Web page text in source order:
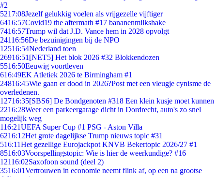
#2
5217:08Jezelf gelukkig voelen als vrijgezelle vijftiger
6416:57Covid19 the aftermath #17 bananenmilkshake
7416:57Trump wil dat J.D. Vance hem in 2028 opvolgt
24116:56De bezuinigingen bij de NPO
12516:54Nederland toen
26916:51 [NET5] Het blok 2026 #32 Blokkendozen
5516:50Eeuwig voortleven
616:49EK Atletiek 2026 te Birmingham #1
24816:45Wie gaan er dood in 2026?Post met een vleugje cynisme de
overledenen.
12716:35[SBS6] De Bondgenoten #318 Een klein kusje moet kunnen
2216:28Weer een parkeergarage dicht in Dordrecht, auto's zo snel
mogelijk weg
116:21UEFA Super Cup #1 PSG - Aston Villa
6216:12Het grote dagelijkse Trump nieuws topic #31
516:11Het gezellige Eurojackpot KNVB Bekertopic 2026/27 #1
8516:03Voorspellingstopic: Wie is hier de weerkundige? #16
12116:02Saxofoon sound (deel 2)
3516:01Vertrouwen in economie neemt flink af, op een na grootse